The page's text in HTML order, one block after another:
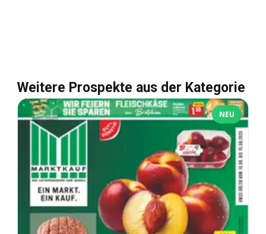
Weitere Prospekte aus der Kategorie
NEU